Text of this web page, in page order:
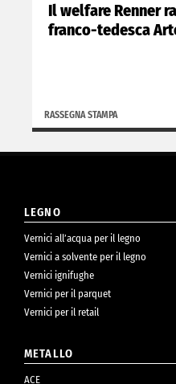
Il welfare Renner
franco-tedesca
RASSEGNA STAMPA
LEGNO
Vernici all’acqua per il legno
Vernici a solvente per il legno
Vernici ignifughe
Vernici per il parquet
Vernici per il retail
METALLO
ACE